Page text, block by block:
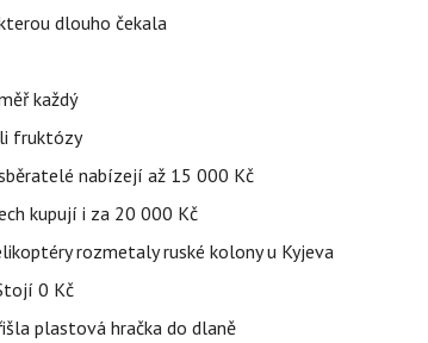
dlouho čekala
každý
fruktózy
nabízejí až 15 000 Kč
kupují i za 20 000 Kč
rozmetaly ruské kolony u Kyjeva
0 Kč
plastová hračka do dlaně